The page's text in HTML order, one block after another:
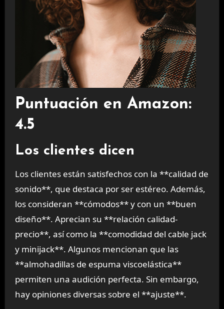
Puntuación en Amazon:
4.5
Los clientes dicen
Los clientes están satisfechos con la **calidad de
sonido**, que destaca por ser estéreo. Además,
los consideran **cómodos** y con un **buen
diseño**. Aprecian su **relación calidad-
precio**, así como la **comodidad del cable jack
y minijack**. Algunos mencionan que las
**almohadillas de espuma viscoelástica**
permiten una audición perfecta. Sin embargo,
hay opiniones diversas sobre el **ajuste**.